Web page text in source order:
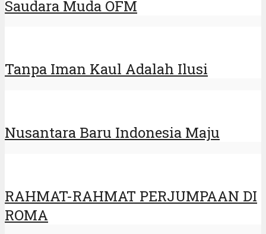
Kontemplatif